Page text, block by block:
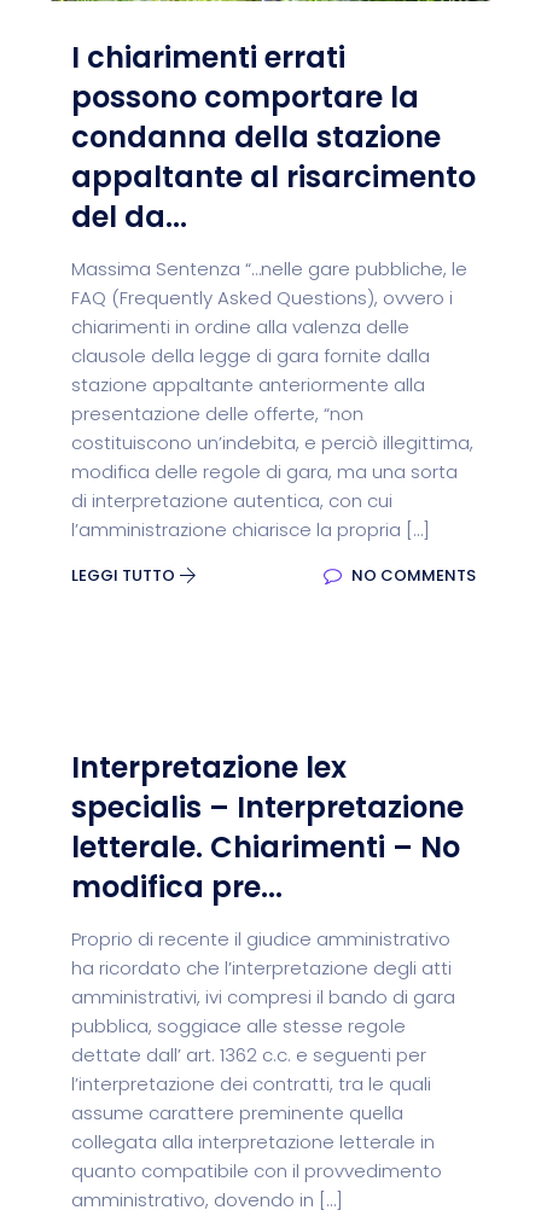
I chiarimenti errati
possono comportare la
condanna della stazione
appaltante al risarcimento
del da...
Massima Sentenza “…nelle gare pubbliche, le
FAQ (Frequently Asked Questions), ovvero i
chiarimenti in ordine alla valenza delle
clausole della legge di gara fornite dalla
stazione appaltante anteriormente alla
presentazione delle offerte, “non
costituiscono un’indebita, e perciò illegittima,
modifica delle regole di gara, ma una sorta
di interpretazione autentica, con cui
l’amministrazione chiarisce la propria […]
LEGGI TUTTO NO COMMENTS
Interpretazione lex
specialis – Interpretazione
letterale. Chiarimenti – No
modifica pre...
Proprio di recente il giudice amministrativo
ha ricordato che l’interpretazione degli atti
amministrativi, ivi compresi il bando di gara
pubblica, soggiace alle stesse regole
dettate dall’ art. 1362 c.c. e seguenti per
l’interpretazione dei contratti, tra le quali
assume carattere preminente quella
collegata alla interpretazione letterale in
quanto compatibile con il provvedimento
amministrativo, dovendo in […]